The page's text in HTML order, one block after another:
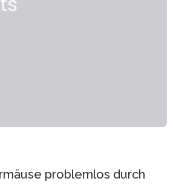
problemlos durch